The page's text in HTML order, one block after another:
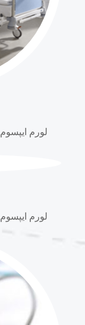
لورم
لورم